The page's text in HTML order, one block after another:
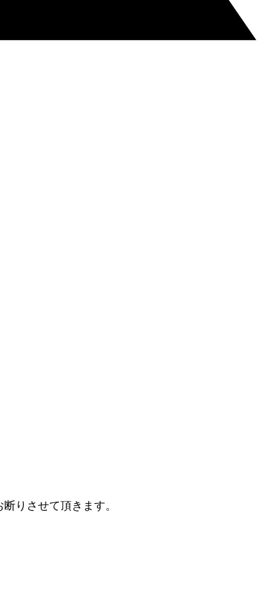
りさせて頂きます。